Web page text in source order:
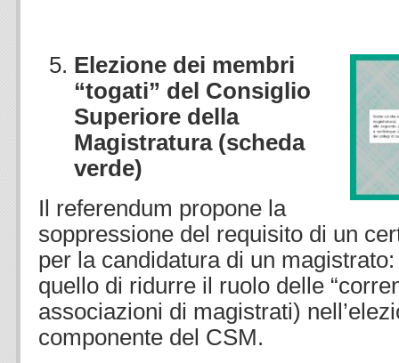
Elezione dei membri
“togati” del Consiglio
Superiore della
Magistratura (scheda
verde)
Il referendum propone la
soppressione del requisito di un
per la candidatura di un magistrato:
quello di ridurre il ruolo delle
associazioni di magistrati)
componente del CSM.